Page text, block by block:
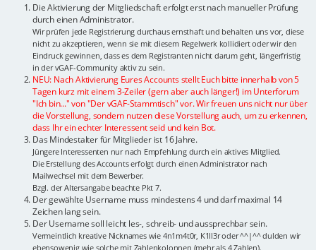
Die Aktivierung der Mitgliedschaft erfolgt erst nach manueller Prüfung
durch einen Administrator.
Wir prüfen jede Registrierung durchaus ernsthaft und behalten uns vor, diese
nicht zu akzeptieren, wenn sie mit diesem Regelwerk kollidiert oder wir den
Eindruck gewinnen, dass es dem Registranten nicht darum geht, längerfristig
in der vGAF-Community aktiv zu sein.
NEU: Nach Aktivierung Eures Accounts stellt Euch bitte innerhalb von 5
Tagen kurz mit einem 3-Zeiler (gern aber auch länger!) im Unterforum
"Ich bin..." von "Der vGAF-Stammtisch" vor. Wir freuen uns nicht nur über
die Vorstellung, sondern nutzen diese Vorstellung auch, um zu erkennen,
dass Ihr ein echter Interessent seid und kein Bot.
Das Mindestalter für Mitglieder ist 16 Jahre.
Jüngere Interessenten nur nach Empfehlung durch ein aktives Mitglied.
Die Erstellung des Accounts erfolgt durch einen Administrator nach
Mailwechsel mit dem Bewerber.
Bzgl. der Altersangabe beachte Pkt 7.
Der gewählte Username muss mindestens 4 und darf maximal 14
Zeichen lang sein.
Der Username soll leicht les-, schreib- und aussprechbar sein.
Vermeintlich kreative Nicknames wie 4n1m4t0r, K1ll3r oder ^^|^^ dulden wir
ebensowenig wie solche mit Zahlenkolonnen (mehr als 4 Zahlen).